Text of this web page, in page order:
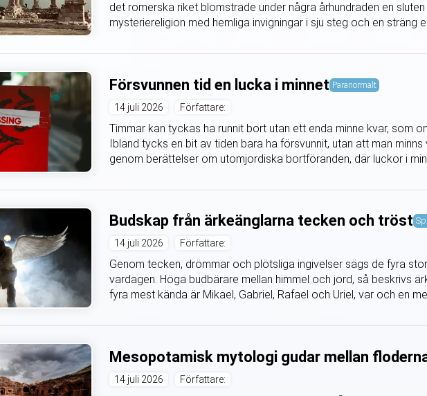
det romerska riket blomstrade under några århundraden en
mysteriereligion med hemliga invigningar i sju steg och en sträng
Försvunnen tid en lucka i minnet Paranormalt
14 juli 2026 Författare:
Timmar kan tyckas ha runnit bort utan ett enda minne kvar, som
Ibland tycks en bit av tiden bara ha försvunnit, utan att man
genom berättelser om utomjordiska bortföranden, där luckor i
Budskap från ärkeänglarna tecken och tröst
14 juli 2026 Författare:
Genom tecken, drömmar och plötsliga ingivelser sägs de fyra
vardagen. Höga budbärare mellan himmel och jord, så beskrivs
fyra mest kända är Mikael, Gabriel, Rafael och Uriel, var och en
Mesopotamisk mytologi gudar mellan
14 juli 2026 Författare: